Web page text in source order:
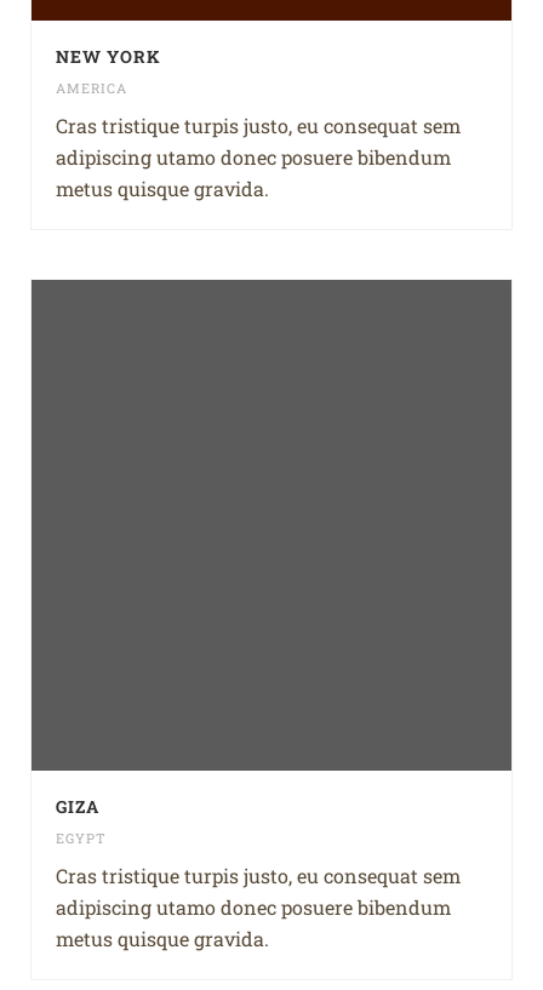
NEW YORK
AMERICA
Cras tristique turpis justo, eu consequat sem
adipiscing utamo donec posuere bibendum
metus quisque gravida.
GIZA
EGYPT
Cras tristique turpis justo, eu consequat sem
adipiscing utamo donec posuere bibendum
metus quisque gravida.